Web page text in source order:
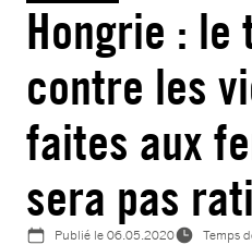
Hongrie : le
contre les
faites aux
sera pas
Publié le06.05.2020
Temps